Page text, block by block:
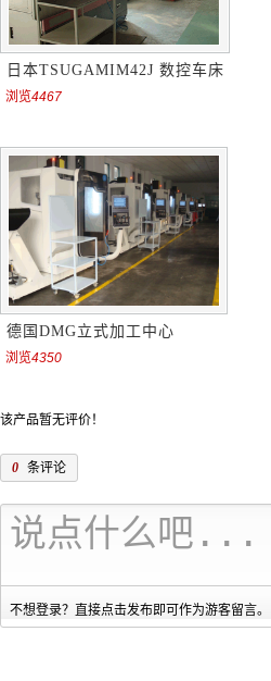
日本TSUGAMIM42J 数控车床
浏览4467
德国DMG立式加工中心
浏览4350
该产品暂无评价！
0 条评论
不想登录？直接点击发布即可作为游客留言。